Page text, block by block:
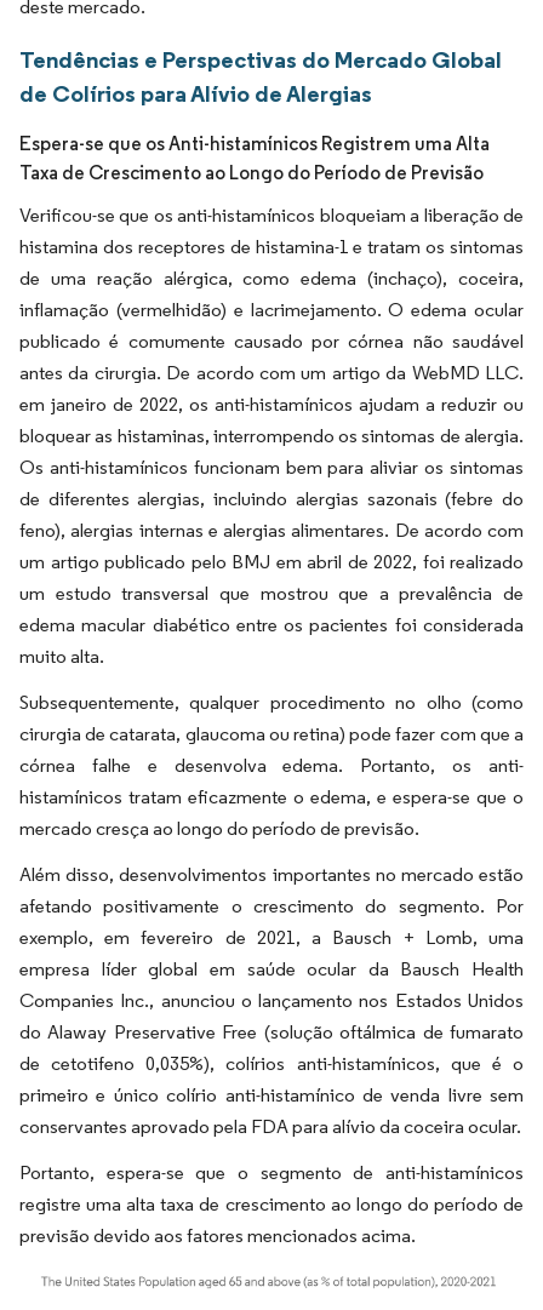
deste mercado.
Tendências e Perspectivas do Mercado Global
de Colírios para Alívio de Alergias
Espera-se que os Anti-histamínicos Registrem uma Alta
Taxa de Crescimento ao Longo do Período de Previsão
Verificou-se que os anti-histamínicos bloqueiam a liberação de
histamina dos receptores de histamina-1 e tratam os sintomas
de uma reação alérgica, como edema (inchaço), coceira,
inflamação (vermelhidão) e lacrimejamento. O edema ocular
publicado é comumente causado por córnea não saudável
antes da cirurgia. De acordo com um artigo da WebMD LLC.
em janeiro de 2022, os anti-histamínicos ajudam a reduzir ou
bloquear as histaminas, interrompendo os sintomas de alergia.
Os anti-histamínicos funcionam bem para aliviar os sintomas
de diferentes alergias, incluindo alergias sazonais (febre do
feno), alergias internas e alergias alimentares. De acordo com
um artigo publicado pelo BMJ em abril de 2022, foi realizado
um estudo transversal que mostrou que a prevalência de
edema macular diabético entre os pacientes foi considerada
muito alta.
Subsequentemente, qualquer procedimento no olho (como
cirurgia de catarata, glaucoma ou retina) pode fazer com que a
córnea falhe e desenvolva edema. Portanto, os anti-
histamínicos tratam eficazmente o edema, e espera-se que o
mercado cresça ao longo do período de previsão.
Além disso, desenvolvimentos importantes no mercado estão
afetando positivamente o crescimento do segmento. Por
exemplo, em fevereiro de 2021, a Bausch + Lomb, uma
empresa líder global em saúde ocular da Bausch Health
Companies Inc., anunciou o lançamento nos Estados Unidos
do Alaway Preservative Free (solução oftálmica de fumarato
de cetotifeno 0,035%), colírios anti-histamínicos, que é o
primeiro e único colírio anti-histamínico de venda livre sem
conservantes aprovado pela FDA para alívio da coceira ocular.
Portanto, espera-se que o segmento de anti-histamínicos
registre uma alta taxa de crescimento ao longo do período de
previsão devido aos fatores mencionados acima.